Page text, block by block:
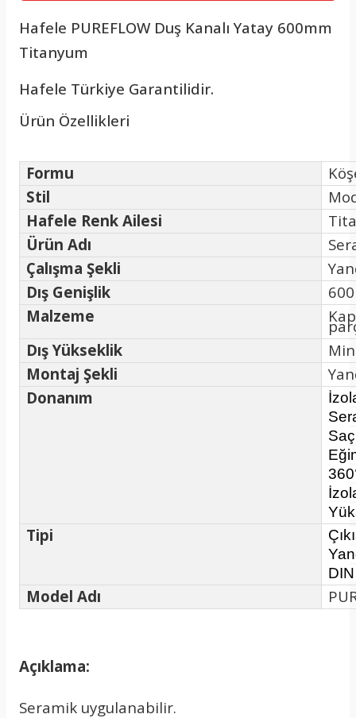
Hafele PUREFLOW Duş Kanalı Yatay 600mm
Titanyum
Hafele Türkiye Garantilidir.
Ürün Özellikleri
Formu
Stil
Hafele Renk Ailesi
Ürün Adı
Çalışma Şekli
Dış Genişlik
Malzeme
Dış Yükseklik
Montaj Şekli
Donanım
Tipi
Model Adı
Açıklama:
Seramik uygulanabilir.